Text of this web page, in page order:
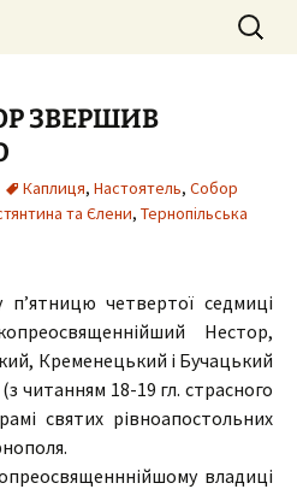
Єлени, м.
Пошук:
ЗВЕРШИВ
Каплиця, Настоятель, Собор
та Єлени, Тернопільська
четвертої седмиці
Нестор,
Кременецький і Бучацький
читанням 18-19 гл. страсного
святих рівноапостольних
владиці